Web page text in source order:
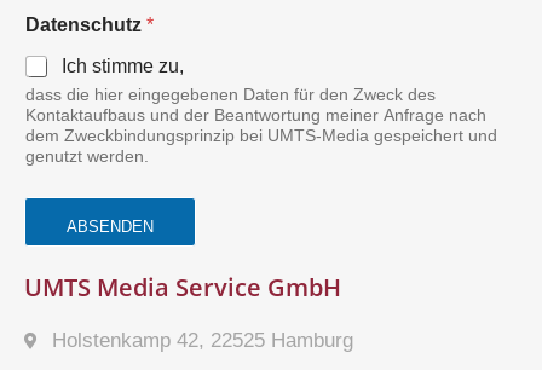
Datenschutz *
Ich stimme zu,
dass die hier eingegebenen Daten für den Zweck des
Kontaktaufbaus und der Beantwortung meiner Anfrage nach
dem Zweckbindungsprinzip bei UMTS-Media gespeichert und
genutzt werden.
ABSENDEN
UMTS Media Service GmbH
Holstenkamp 42, 22525 Hamburg